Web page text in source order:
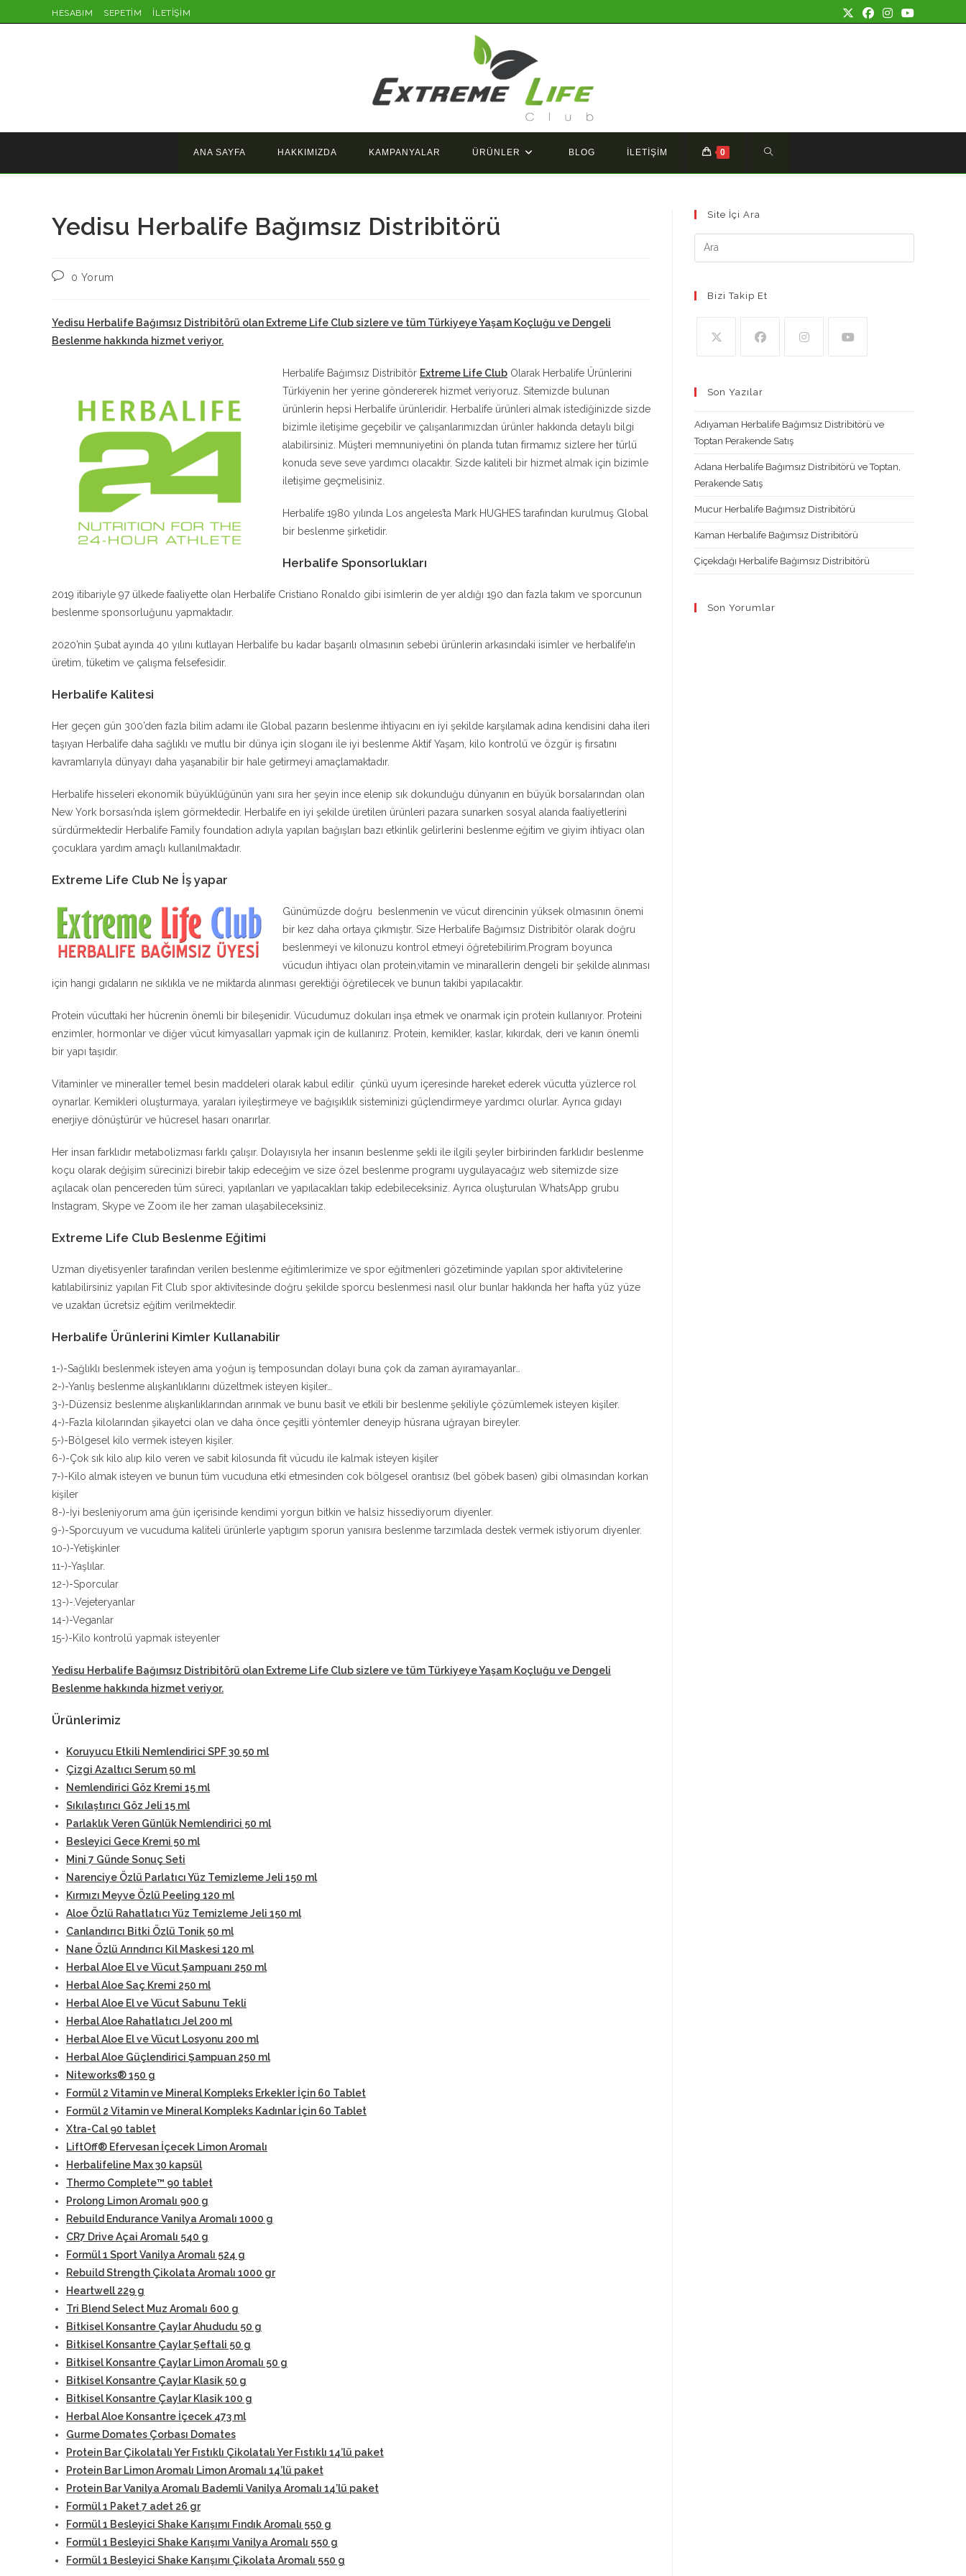
to
HESABIM SEPETİM İLETİŞİM
ANA SAYFA HAKKIMIZDA KAMPANYALAR ÜRÜNLER BLOG İLETİŞİM 0 TOGGLE
SEARCH
Yedisu Herbalife Bağımsız Distribitörü
Post0 Yorum
Yedisu Herbalife Bağımsız Distribitörü olan Extreme Life Club sizlere ve tüm Türkiyeye Yaşam Koçluğu ve Dengeli
Beslenme hakkında hizmet veriyor.
Herbalife Bağımsız Distribitör Extreme Life Club Olarak Herbalife Ürünlerini
Türkiyenin her yerine göndererek hizmet veriyoruz. Sitemizde bulunan
ürünlerin hepsi Herbalife ürünleridir. Herbalife ürünleri almak istediğinizde sizde
bizimle iletişime geçebilir ve çalışanlarımızdan ürünler hakkında detaylı bilgi
alabilirsiniz. Müşteri memnuniyetini ön planda tutan firmamız sizlere her türlü
konuda seve seve yardımcı olacaktır. Sizde kaliteli bir hizmet almak için bizimle
iletişime geçmelisiniz.
Herbalife 1980 yılında Los angeles’ta Mark HUGHES tarafından kurulmuş Global
bir beslenme şirketidir.
Herbalife Sponsorlukları
2019 itibariyle 97 ülkede faaliyette olan Herbalife Cristiano Ronaldo gibi isimlerin de yer aldığı 190 dan fazla takım ve sporcunun
beslenme sponsorluğunu yapmaktadır.
2020’nin Şubat ayında 40 yılını kutlayan Herbalife bu kadar başarılı olmasının sebebi ürünlerin arkasındaki isimler ve herbalife’ın
üretim, tüketim ve çalışma felsefesidir.
Herbalife Kalitesi
Her geçen gün 300’den fazla bilim adamı ile Global pazarın beslenme ihtiyacını en iyi şekilde karşılamak adına kendisini daha ileri
taşıyan Herbalife daha sağlıklı ve mutlu bir dünya için sloganı ile iyi beslenme Aktif Yaşam, kilo kontrolü ve özgür iş fırsatını
kavramlarıyla dünyayı daha yaşanabilir bir hale getirmeyi amaçlamaktadır.
Herbalife hisseleri ekonomik büyüklüğünün yanı sıra her şeyin ince elenip sık dokunduğu dünyanın en büyük borsalarından olan
New York borsası’nda işlem görmektedir. Herbalife en iyi şekilde üretilen ürünleri pazara sunarken sosyal alanda faaliyetlerini
sürdürmektedir Herbalife Family foundation adıyla yapılan bağışları bazı etkinlik gelirlerini beslenme eğitim ve giyim ihtiyacı olan
çocuklara yardım amaçlı kullanılmaktadır.
Extreme Life Club Ne İş yapar
Günümüzde doğru beslenmenin ve vücut direncinin yüksek olmasının önemi
bir kez daha ortaya çıkmıştır. Size Herbalife Bağımsız Distribitör olarak doğru
beslenmeyi ve kilonuzu kontrol etmeyi öğretebilirim.Program boyunca
vücudun ihtiyacı olan protein,vitamin ve minarallerin dengeli bir şekilde alınması
için hangi gıdaların ne sıklıkla ve ne miktarda alınması gerektiği öğretilecek ve bunun takibi yapılacaktır.
Protein vücuttaki her hücrenin önemli bir bileşenidir. Vücudumuz dokuları inşa etmek ve onarmak için protein kullanıyor. Proteini
enzimler, hormonlar ve diğer vücut kimyasalları yapmak için de kullanırız. Protein, kemikler, kaslar, kıkırdak, deri ve kanın önemli
bir yapı taşıdır.
Vitaminler ve mineraller temel besin maddeleri olarak kabul edilir çünkü uyum içeresinde hareket ederek vücutta yüzlerce rol
oynarlar. Kemikleri oluşturmaya, yaraları iyileştirmeye ve bağışıklık sisteminizi güçlendirmeye yardımcı olurlar. Ayrıca gıdayı
enerjiye dönüştürür ve hücresel hasarı onarırlar.
Her insan farklıdır metabolizması farklı çalışır. Dolayısıyla her insanın beslenme şekli ile ilgili şeyler birbirinden farklıdır beslenme
koçu olarak değişim sürecinizi birebir takip edeceğim ve size özel beslenme programı uygulayacağız web sitemizde size
açılacak olan pencereden tüm süreci, yapılanları ve yapılacakları takip edebileceksiniz. Ayrıca oluşturulan WhatsApp grubu
Instagram, Skype ve Zoom ile her zaman ulaşabileceksiniz.
Extreme Life Club Beslenme Eğitimi
Uzman diyetisyenler tarafından verilen beslenme eğitimlerimize ve spor eğitmenleri gözetiminde yapılan spor aktivitelerine
katılabilirsiniz yapılan Fit Club spor aktivitesinde doğru şekilde sporcu beslenmesi nasıl olur bunlar hakkında her hafta yüz yüze
ve uzaktan ücretsiz eğitim verilmektedir.
Herbalife Ürünlerini Kimler Kullanabilir
1-)-Sağlıklı beslenmek isteyen ama yoğun iş temposundan dolayı buna çok da zaman ayıramayanlar…
2-)-Yanlış beslenme alışkanlıklarını düzeltmek isteyen kişiler…
3-)-Düzensiz beslenme alışkanlıklarından arınmak ve bunu basit ve etkili bir beslenme şekiliyle çözümlemek isteyen kişiler.
4-)-Fazla kilolarından şikayetci olan ve daha önce çeşitli yöntemler deneyip hüsrana uğrayan bireyler.
5-)-Bölgesel kilo vermek isteyen kişiler.
6-)-Çok sık kilo alıp kilo veren ve sabit kilosunda fit vücudu ile kalmak isteyen kişiler
7-)-Kilo almak isteyen ve bunun tüm vucuduna etki etmesinden cok bölgesel orantısız (bel göbek basen) gibi olmasından korkan
kişiler
8-)-İyi besleniyorum ama ğün içerisinde kendimi yorgun bitkin ve halsiz hissediyorum diyenler.
9-)-Sporcuyum ve vucuduma kaliteli ürünlerle yaptıgım sporun yanısıra beslenme tarzımlada destek vermek istiyorum diyenler.
10-)-Yetişkinler
11-)-Yaşlılar.
12-)-Sporcular
13-)-.Vejeteryanlar
14-)-Veganlar
15-)-Kilo kontrolü yapmak isteyenler
Yedisu Herbalife Bağımsız Distribitörü olan Extreme Life Club sizlere ve tüm Türkiyeye Yaşam Koçluğu ve Dengeli
Beslenme hakkında hizmet veriyor.
Ürünlerimiz
Koruyucu Etkili Nemlendirici SPF 30 50 ml
Çizgi Azaltıcı Serum 50 ml
Nemlendirici Göz Kremi 15 ml
Sıkılaştırıcı Göz Jeli 15 ml
Parlaklık Veren Günlük Nemlendirici 50 ml
Besleyici Gece Kremi 50 ml
Mini 7 Günde Sonuç Seti
Narenciye Özlü Parlatıcı Yüz Temizleme Jeli 150 ml
Kırmızı Meyve Özlü Peeling 120 ml
Aloe Özlü Rahatlatıcı Yüz Temizleme Jeli 150 ml
Canlandırıcı Bitki Özlü Tonik 50 ml
Nane Özlü Arındırıcı Kil Maskesi 120 ml
Herbal Aloe El ve Vücut Şampuanı 250 ml
Herbal Aloe Saç Kremi 250 ml
Herbal Aloe El ve Vücut Sabunu Tekli
Herbal Aloe Rahatlatıcı Jel 200 ml
Herbal Aloe El ve Vücut Losyonu 200 ml
Herbal Aloe Güçlendirici Şampuan 250 ml
Niteworks® 150 g
Formül 2 Vitamin ve Mineral Kompleks Erkekler İçin 60 Tablet
Formül 2 Vitamin ve Mineral Kompleks Kadınlar İçin 60 Tablet
Xtra-Cal 90 tablet
LiftOff® Efervesan İçecek Limon Aromalı
Herbalifeline Max 30 kapsül
Thermo Complete™ 90 tablet
Prolong Limon Aromalı 900 g
Rebuild Endurance Vanilya Aromalı 1000 g
CR7 Drive Açai Aromalı 540 g
Formül 1 Sport Vanilya Aromalı 524 g
Rebuild Strength Çikolata Aromalı 1000 gr
Heartwell 229 g
Tri Blend Select Muz Aromalı 600 g
Bitkisel Konsantre Çaylar Ahududu 50 g
Bitkisel Konsantre Çaylar Şeftali 50 g
Bitkisel Konsantre Çaylar Limon Aromalı 50 g
Bitkisel Konsantre Çaylar Klasik 50 g
Bitkisel Konsantre Çaylar Klasik 100 g
Herbal Aloe Konsantre İçecek 473 ml
Gurme Domates Çorbası Domates
Protein Bar Çikolatalı Yer Fıstıklı Çikolatalı Yer Fıstıklı 14’lü paket
Protein Bar Limon Aromalı Limon Aromalı 14’lü paket
Protein Bar Vanilya Aromalı Bademli Vanilya Aromalı 14’lü paket
Formül 1 Paket 7 adet 26 gr
Formül 1 Besleyici Shake Karışımı Fındık Aromalı 550 g
Formül 1 Besleyici Shake Karışımı Vanilya Aromalı 550 g
Formül 1 Besleyici Shake Karışımı Çikolata Aromalı 550 g
Site İçi Ara
Bizi Takip Et
a
new
tab
new
tab
new
tab
new
Son Yazılar
Adıyaman Herbalife Bağımsız Distribitörü ve
Toptan Perakende Satış
Adana Herbalife Bağımsız Distribitörü ve Toptan,
Perakende Satış
Mucur Herbalife Bağımsız Distribitörü
Kaman Herbalife Bağımsız Distribitörü
Çiçekdağı Herbalife Bağımsız Distribitörü
Son Yorumlar